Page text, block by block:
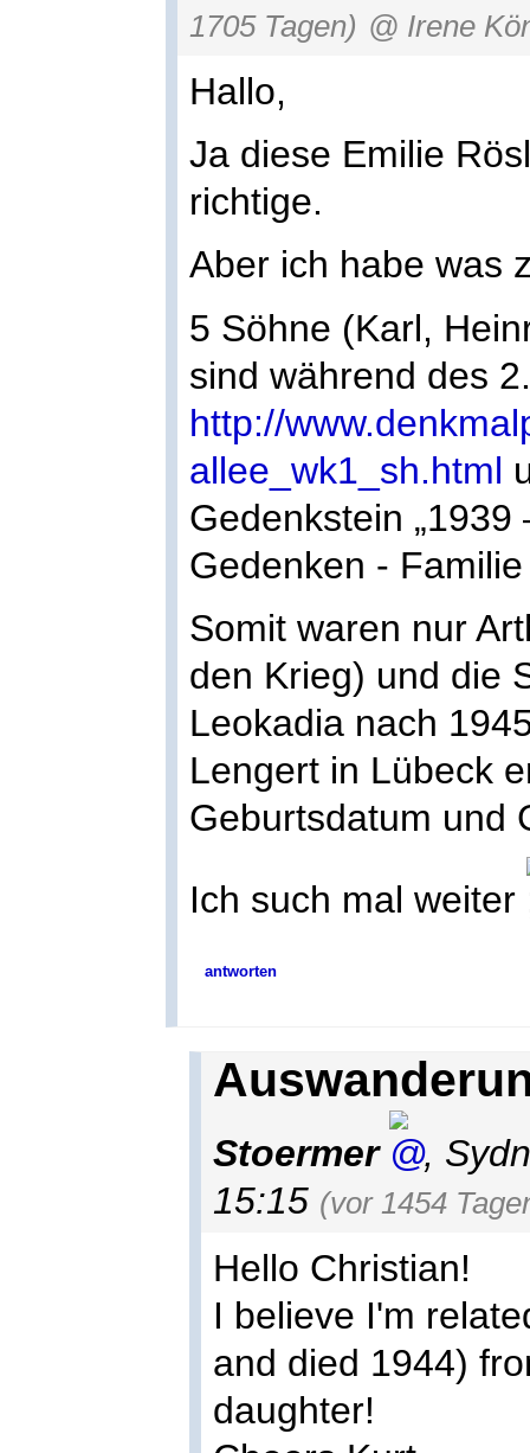
1705 Tagen) @ Irene
Hallo,
Ja diese Emilie
richtige.
Aber ich habe was
5 Söhne (Karl,
sind während des
http://
allee_wk1_sh.html
Gedenkstein
Gedenken - Familie
Somit waren nur
den Krieg) und die
Leokadia nach
Lengert in Lübeck
Geburtsdatum und
Ich such mal weiter
antworten
Stoermer ,
15:15 (vor 1454
Hello Christian!
I believe I'm
and died 1944)
daughter!